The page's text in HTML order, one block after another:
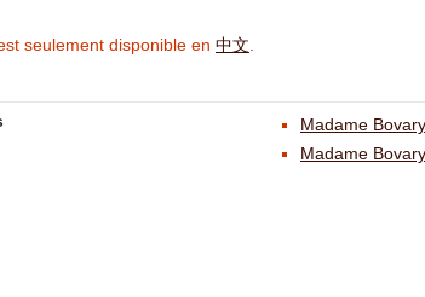
seulement disponible en 中文
Madame Bovary
Madame Bovary